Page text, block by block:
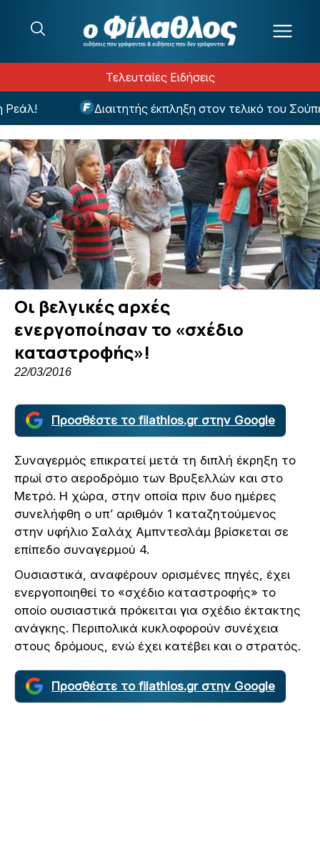
Τελευταίες Ειδήσεις
Διαιτητής έκπληξη στον τελικό του
Οι βελγικές αρχές
ενεργοποίησαν το «σχέδιο
καταστροφής»!
22/03/2016
Προσθέστε το filathlos.gr στην Google
Συναγερμός επικρατεί μετά τη διπλή έκρηξη το
πρωί στο αεροδρόμιο των Βρυξελλών και στο
Μετρό. Η χώρα, στην οποία πριν δυο ημέρες
συνελήφθη ο υπ’ αριθμόν 1 καταζητούμενος
στην υφήλιο Σαλάχ Αμπντεσλάμ βρίσκεται σε
επίπεδο συναγερμού 4.
Ουσιαστικά, αναφέρουν ορισμένες πηγές, έχει
ενεργοποιηθεί το «σχέδιο καταστροφής» το
οποίο ουσιαστικά πρόκειται για σχέδιο έκτακτης
ανάγκης. Περιπολικά κυκλοφορούν συνέχεια
στους δρόμους, ενώ έχει κατέβει και ο στρατός.
Προσθέστε το filathlos.gr στην Google